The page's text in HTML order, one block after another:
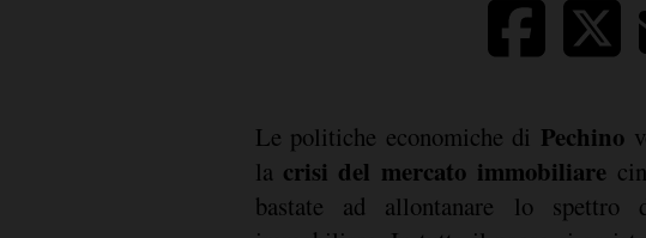
Le politiche economiche di Pechino
la crisi del mercato immobiliare
bastate ad allontanare lo spettro